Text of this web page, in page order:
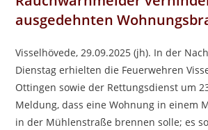
ausgedehnten
Visselhövede, 29.09.2025 (jh). In der
Dienstag erhielten die Feuerwehren
Ottingen sowie der Rettungsdienst um
Meldung, dass eine Wohnung in einem
in der Mühlenstraße brennen solle; es